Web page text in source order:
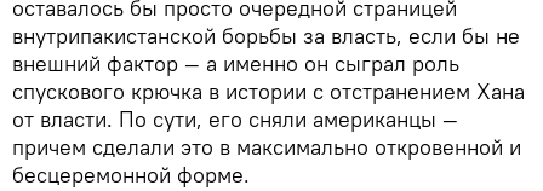
оставалось бы просто очередной страницей
внутрипакистанской борьбы за власть, если бы не
внешний фактор — а именно он сыграл роль
спускового крючка в истории с отстранением Хана
от власти. По сути, его сняли американцы —
причем сделали это в максимально откровенной и
бесцеремонной форме.